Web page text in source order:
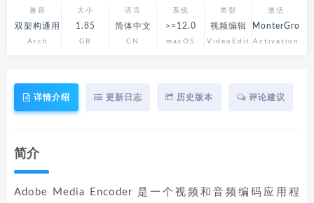
兼容
双架构通用
Arch
大小
1.85
GB
语言
简体中文
CN
系统
>=12.0
macOS
类型
视频编辑
VideoEdit
激活
MonterGroup
Activation
详情介绍 更新日志 历史版本 评论建议
简介
Adobe Media Encoder 是一个视频和音频编码应用程